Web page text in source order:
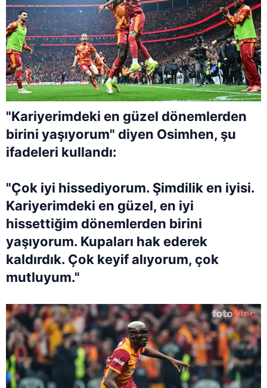
"Kariyerimdeki en güzel dönemlerden
birini yaşıyorum" diyen Osimhen, şu
ifadeleri kullandı:
"Çok iyi hissediyorum. Şimdilik en iyisi.
Kariyerimdeki en güzel, en iyi
hissettiğim dönemlerden birini
yaşıyorum. Kupaları hak ederek
kaldırdık. Çok keyif alıyorum, çok
mutluyum."